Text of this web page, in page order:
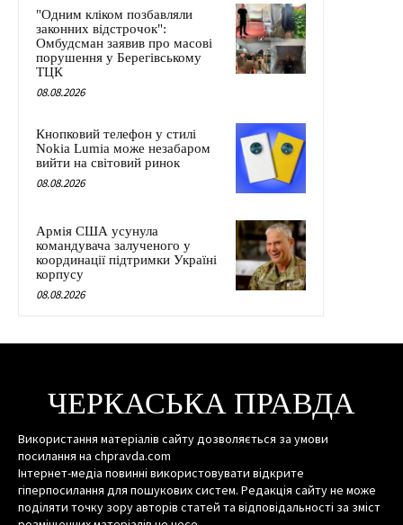
"Одним кліком позбавляли
законних відстрочок":
Омбудсман заявив про масові
порушення у Берегівському
ТЦК
08.08.2026
Кнопковий телефон у стилі
Nokia Lumia може незабаром
вийти на світовий ринок
08.08.2026
Армія США усунула
командувача залученого у
координації підтримки Україні
корпусу
08.08.2026
ЧЕРКАСЬКА ПРАВДА
Використання матеріалів сайту дозволяється за умови
посилання на chpravda.com
Інтернет-медіа повинні використовувати відкрите
гіперпосилання для пошукових систем. Редакція сайту не може
поділяти точку зору авторів статей та відповідальності за зміст